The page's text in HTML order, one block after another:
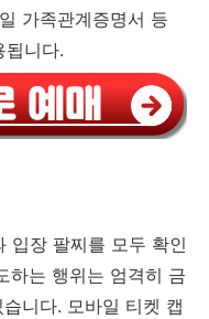
가족관계증명서 등
됩니다.
입장 팔찌를 모두 확인
하는 행위는 엄격히 금
니다. 모바일 티켓 캡